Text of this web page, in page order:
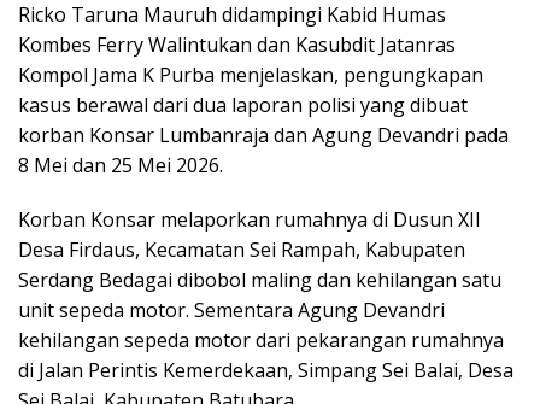
Ricko Taruna Mauruh didampingi Kabid Humas
Kombes Ferry Walintukan dan Kasubdit Jatanras
Kompol Jama K Purba menjelaskan, pengungkapan
kasus berawal dari dua laporan polisi yang dibuat
korban Konsar Lumbanraja dan Agung Devandri pada
8 Mei dan 25 Mei 2026.
Korban Konsar melaporkan rumahnya di Dusun XII
Desa Firdaus, Kecamatan Sei Rampah, Kabupaten
Serdang Bedagai dibobol maling dan kehilangan satu
unit sepeda motor. Sementara Agung Devandri
kehilangan sepeda motor dari pekarangan rumahnya
di Jalan Perintis Kemerdekaan, Simpang Sei Balai, Desa